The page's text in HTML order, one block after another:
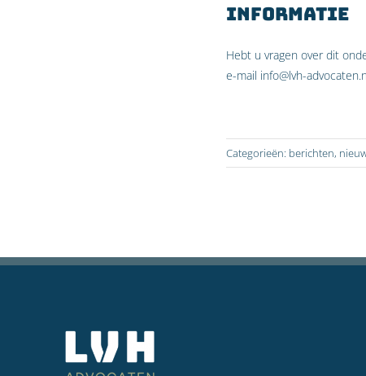
Informatie
Hebt u vragen over dit
e-mail info@lvh-
Categorieën: berichten,